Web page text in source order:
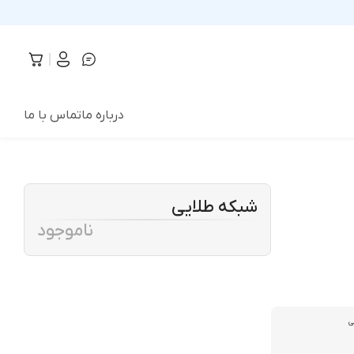
درباره ماتماس با ما
شبکه طلایی
ناموجود